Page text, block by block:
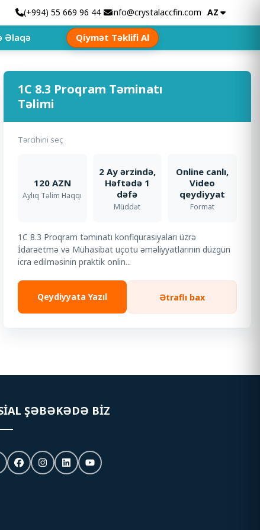
(+994) 55 669 96 44 info@crystalaccfin.com AZ
Əlaqə Qiymət Təklifi Al
1C 8.3 Proqram Təminatı
Təlimi
Tərcihini seç
120 AZN
Aylıq Təlim Haqqı
2 Ay ərzində,
Həftədə 1
dəfə
Müddət
Online canlı,
Video
qeydiyyat
Format
1C 8.3 Proqram təminatı konfiqurasiyaları üzrə
İdarəetmə və Mühasibat uçotu əməliyyatlarının düzgün
icra edilməsinin praktik onlin...
Qeydiyyata Yazıl Ətraflı bax
ŞƏBƏKƏDƏ BIZ